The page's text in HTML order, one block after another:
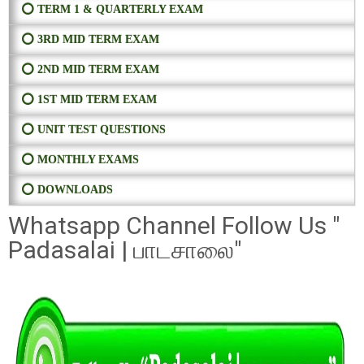
⭕ TERM 1 & QUARTERLY EXAM
⭕ 3RD MID TERM EXAM
⭕ 2ND MID TERM EXAM
⭕ 1ST MID TERM EXAM
⭕ UNIT TEST QUESTIONS
⭕ MONTHLY EXAMS
⭕ DOWNLOADS
Whatsapp Channel Follow Us "
Padasalai | பாடசாலை"